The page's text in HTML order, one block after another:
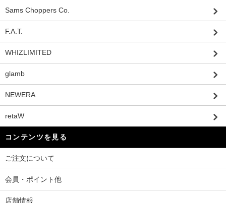
Sams Choppers Co.
F.A.T.
WHIZLIMITED
glamb
NEWERA
retaW
コンテンツを見る
ご注文について
会員・ポイント他
店舗情報